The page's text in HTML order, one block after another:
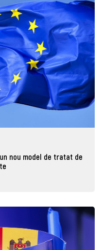
nou model de tratat de